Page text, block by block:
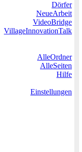
Dörfer
NeueArbeit
VideoBridge
VillageInnovationTalk
AlleOrdner
AlleSeiten
Hilfe
Einstellungen